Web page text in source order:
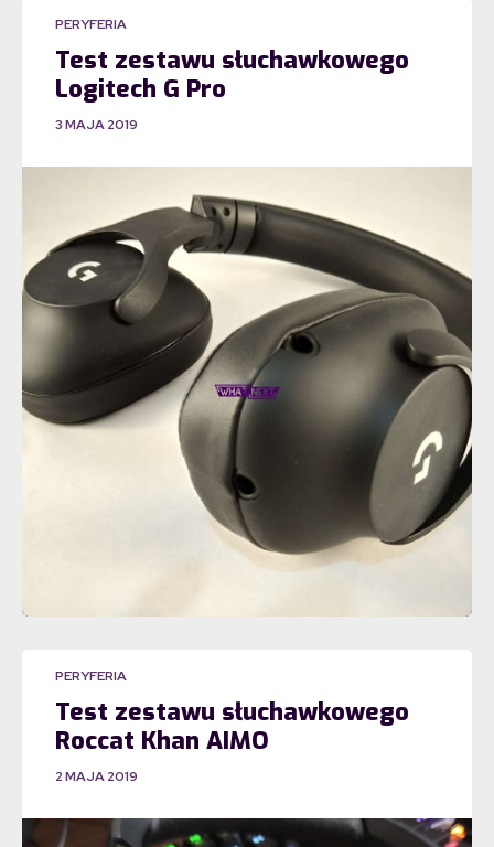
PERYFERIA
Test zestawu słuchawkowego
Logitech G Pro
3 MAJA 2019
PERYFERIA
Test zestawu słuchawkowego
Roccat Khan AIMO
2 MAJA 2019